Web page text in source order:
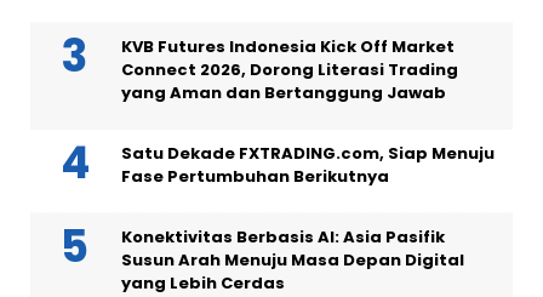
KVB Futures Indonesia Kick Off Market
Connect 2026, Dorong Literasi Trading
yang Aman dan Bertanggung Jawab
Satu Dekade FXTRADING.com, Siap Menuju
Fase Pertumbuhan Berikutnya
Konektivitas Berbasis AI: Asia Pasifik
Susun Arah Menuju Masa Depan Digital
yang Lebih Cerdas